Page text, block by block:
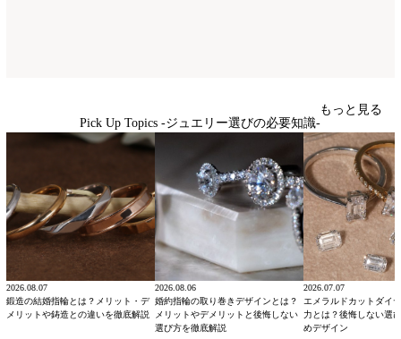
Pick Up Topics -ジュエリー選びの必要知識-
もっと見る
2026.08.07
鍛造の結婚指輪とは？メリット・デ
メリットや鋳造との違いを徹底解説
2026.08.06
婚約指輪の取り巻きデザインとは？
メリットやデメリットと後悔しない
選び方を徹底解説
2026.07.07
エメラルドカットダイ
力とは？後悔しない選
めデザイン